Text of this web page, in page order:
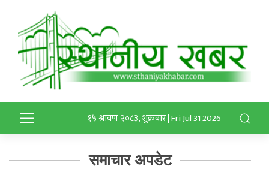
१५ श्रावण २०८३, शुक्रबार | Fri Jul 31 2026
समाचार अपडेट